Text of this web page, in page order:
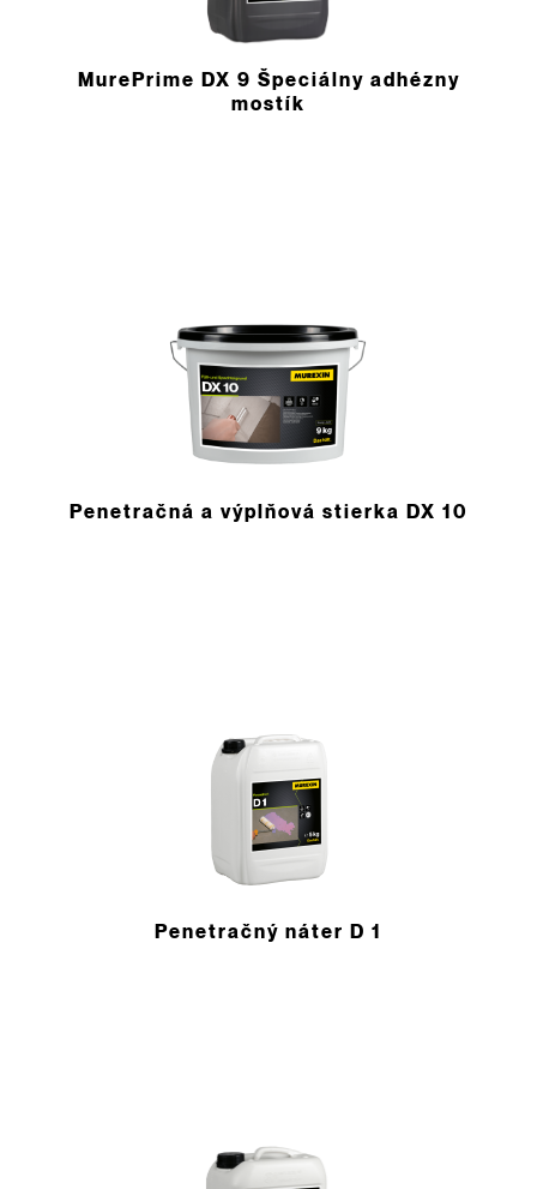
MurePrime DX 9 Špeciálny adhézny
mostík
Penetračná a výplňová stierka DX 10
Penetračný náter D 1